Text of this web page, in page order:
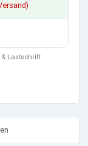
Lastschrift